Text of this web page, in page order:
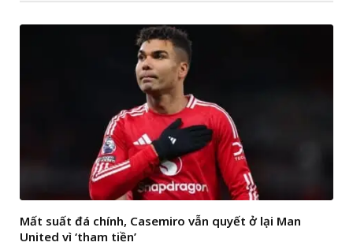
Mất suất đá chính, Casemiro vẫn quyết ở lại Man
United vì ‘tham tiền’